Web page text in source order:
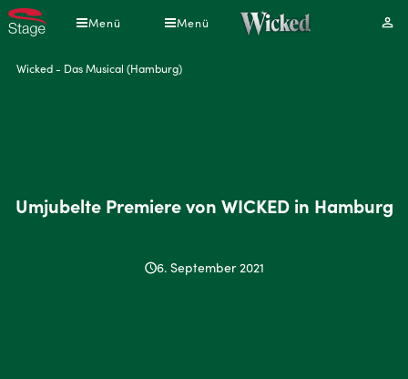
Direkt
zum
Menü Menü
Pfadnavigation
Wicked - Das Musical (Hamburg)
Umjubelte Premiere von WICKED in Hamburg
6. September 2021